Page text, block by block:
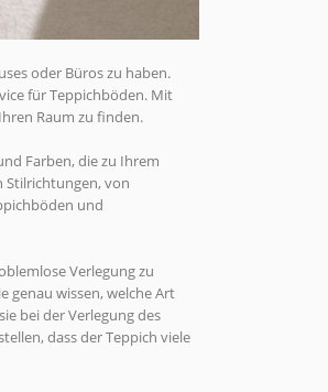
oder Büros zu haben.
für Teppichböden. Mit
Raum zu finden.
Farben, die zu Ihrem
Stilrichtungen, von
und
Verlegung zu
genau wissen, welche Art
bei der Verlegung des
dass der Teppich viele